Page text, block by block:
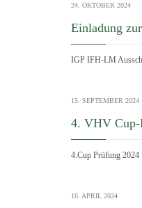
24. OKTOBER 2024
Einladung
IGP IFH-LM
15. SEPTEMBER 2024
4. VHV Cup-
4.Cup Prüfung 2024
16. APRIL 2024